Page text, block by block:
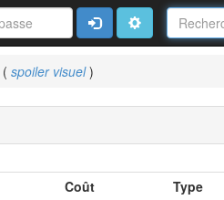
Nom
de
la
ConnexionAvancé
( spoiler visuel )
Coût
Type